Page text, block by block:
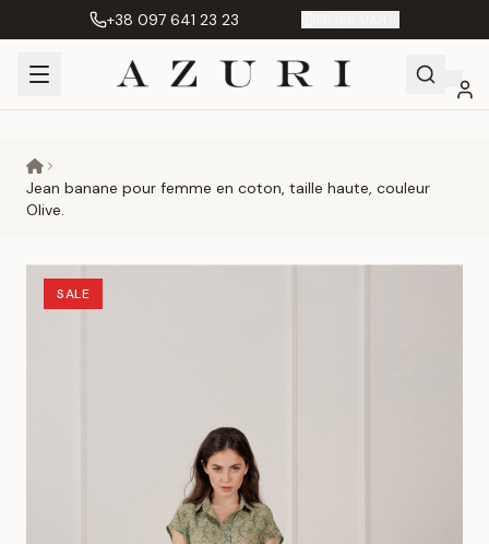
+38 097 641 23 23
Jean banane pour femme en coton, taille haute, couleur
Olive.
SALE